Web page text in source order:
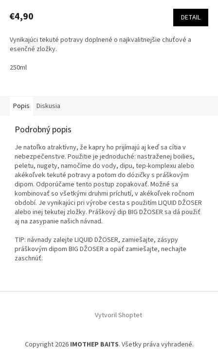
€4,90 DETAIL
Vynikajúci tekuté potravy doplnené o najkvalitnejšie chuťové a
esenčné zložky.
250ml
Popis Diskusia
Podrobný popis
Je natoľko atraktívny, že kapry ho prijímajú aj keď sa cítia v
nebezpečenstve. Použitie je jednoduché: nastraženej boilies,
peletu, nugety, namočíme do vody, dipu, tep-komplexu alebo
akékoľvek tekuté potravy a potom do dózičky s práškovým
dipom. Odporúčame tento postup zopakovať. Možné sa
kombinovať so všetkými druhmi príchutí, v akékoľvek ročnom
období. Je vynikajúci pri výrobe cesta s použitím LIQUID DŽOSER
alebo inej tekutej zložky. Práškový dip BIG DŽOSER sa dá použiť
aj na zasypanie našich návnad.
TIP: návnady zalejte LIQUID DŽOSER, zamiešajte, zásypy
práškovým dipom BIG DŽOSER a opäť zamiešajte, nechajte
zaschnúť.
Z
Vytvoril Shoptet
Copyright 2026 IMOTHEP BAITS. Všetky práva vyhradené.